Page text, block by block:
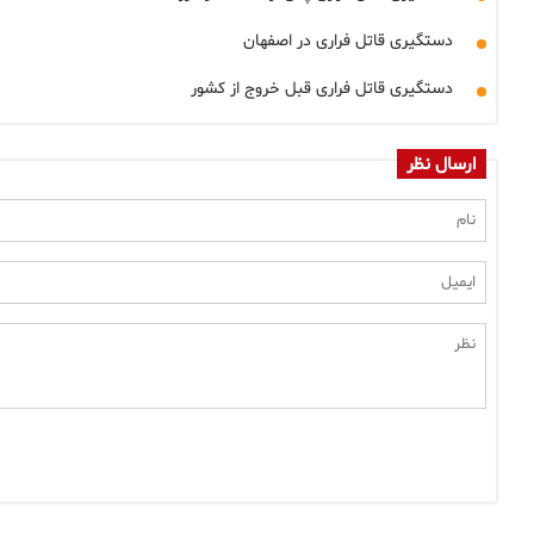
دستگیری قاتل فراری در اصفهان
دستگیری قاتل فراری قبل خروج از کشور
ارسال نظر